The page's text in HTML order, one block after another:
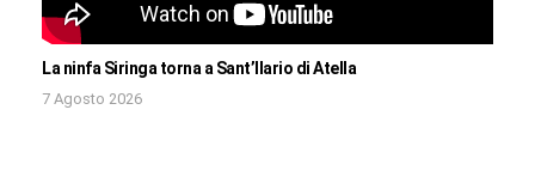
La ninfa Siringa torna a Sant’Ilario di Atella
7 Agosto 2026